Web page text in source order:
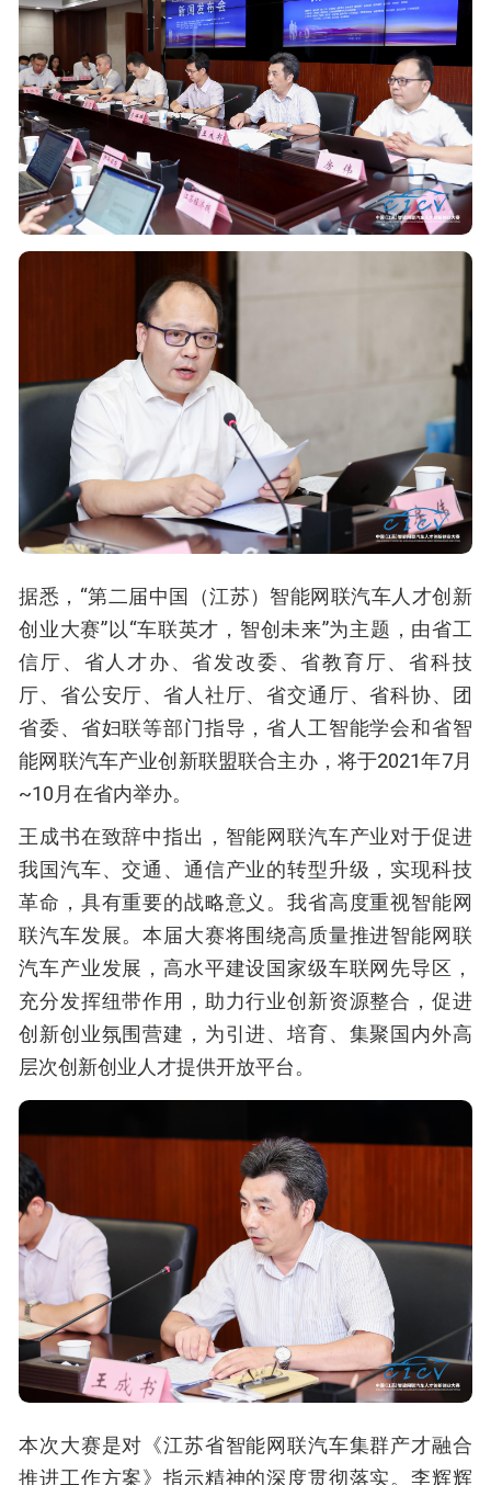
据悉，“第二届中国（江苏）智能网联汽车人才创新
创业大赛”以“车联英才，智创未来”为主题，由省工
信厅、省人才办、省发改委、省教育厅、省科技
厅、省公安厅、省人社厅、省交通厅、省科协、团
省委、省妇联等部门指导，省人工智能学会和省智
能网联汽车产业创新联盟联合主办，将于2021年7月
~10月在省内举办。
王成书在致辞中指出，智能网联汽车产业对于促进
我国汽车、交通、通信产业的转型升级，实现科技
革命，具有重要的战略意义。我省高度重视智能网
联汽车发展。本届大赛将围绕高质量推进智能网联
汽车产业发展，高水平建设国家级车联网先导区，
充分发挥纽带作用，助力行业创新资源整合，促进
创新创业氛围营建，为引进、培育、集聚国内外高
层次创新创业人才提供开放平台。
本次大赛是对《江苏省智能网联汽车集群产才融合
推进工作方案》指示精神的深度贯彻落实。李辉辉